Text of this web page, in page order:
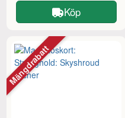
Köp
Mängdrabatt